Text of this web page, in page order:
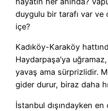
duygulu bir tarafı var ve
içe?
Kadıköy-Karaköy
Haydarpaşa’ya
yavaş ama sürprizlidir.
gider durur, biraz daha
İstanbul dışındayken